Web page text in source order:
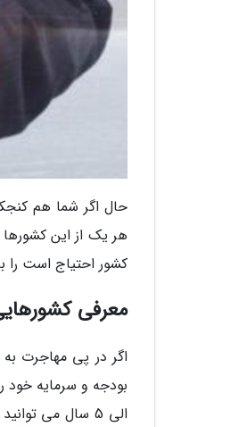
حال اگر شما هم
هر یک از این
کشور احتیاج است
معرفی
اگر در پی مهاجرت
بودجه و سرمایه
الی 5 سال می